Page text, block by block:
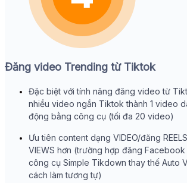
Đăng video Trending từ Tiktok
Đặc biệt với tính năng đăng video từ
nhiều video ngắn Tiktok thành 1 video
động bằng công cụ (tối đa 20 video)
Ưu tiên content dạng VIDEO/đăng
VIEWS hơn (trường hợp đăng
công cụ Simple Tikdown thay thế Auto
cách làm tương tự)